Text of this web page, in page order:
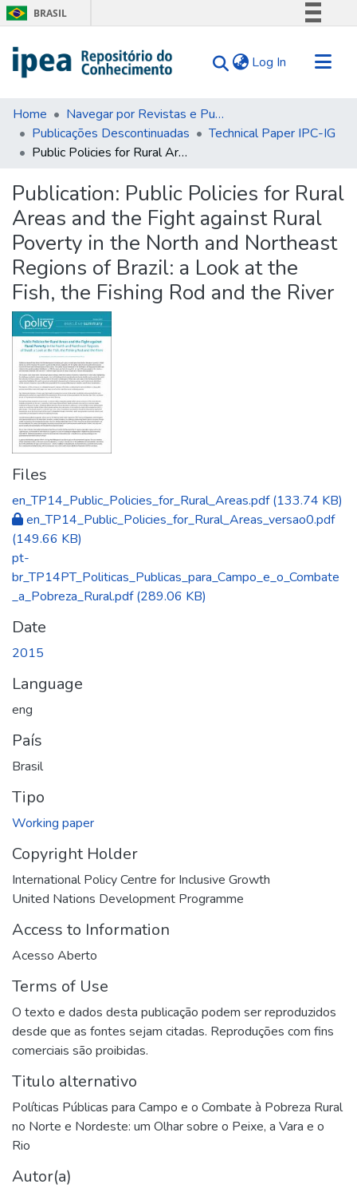
BRASIL
Comunica BR
Acesso à informação
Legislação
Log In (current)
Communities & Collections
Search for
Statistics
Tips
About Us
Home
Navegar por Revistas e Publicações Seriadas
Publicações Descontinuadas
Technical Paper IPC-IG
Public Policies for Rural Areas and the Fight against Rural Poverty in the North and Northeast Regions of Brazil: a Look at the Fish, the Fishing Rod and the River
Publication: Public Policies for Rural
Areas and the Fight against Rural
Poverty in the North and Northeast
Regions of Brazil: a Look at the
Fish, the Fishing Rod and the River
Files
en_TP14_Public_Policies_for_Rural_Areas.pdf(133.74 KB)
en_TP14_Public_Policies_for_Rural_Areas_versao0.pdf
(149.66 KB)
pt-
br_TP14PT_Politicas_Publicas_para_Campo_e_o_Combate
_a_Pobreza_Rural.pdf(289.06 KB)
Date
2015
Language
eng
País
Brasil
Tipo
Working paper
Copyright Holder
International Policy Centre for Inclusive Growth
United Nations Development Programme
Access to Information
Acesso Aberto
Terms of Use
O texto e dados desta publicação podem ser reproduzidos
desde que as fontes sejam citadas. Reproduções com fins
comerciais são proibidas.
Titulo alternativo
Políticas Públicas para Campo e o Combate à Pobreza Rural
no Norte e Nordeste: um Olhar sobre o Peixe, a Vara e o
Rio
Autor(a)